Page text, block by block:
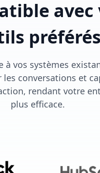
avec
préférés
à vos systèmes
les conversations et
rendant votre
plus efficace.